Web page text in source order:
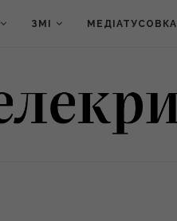
ЗМІ МЕДІАТУСОВКА